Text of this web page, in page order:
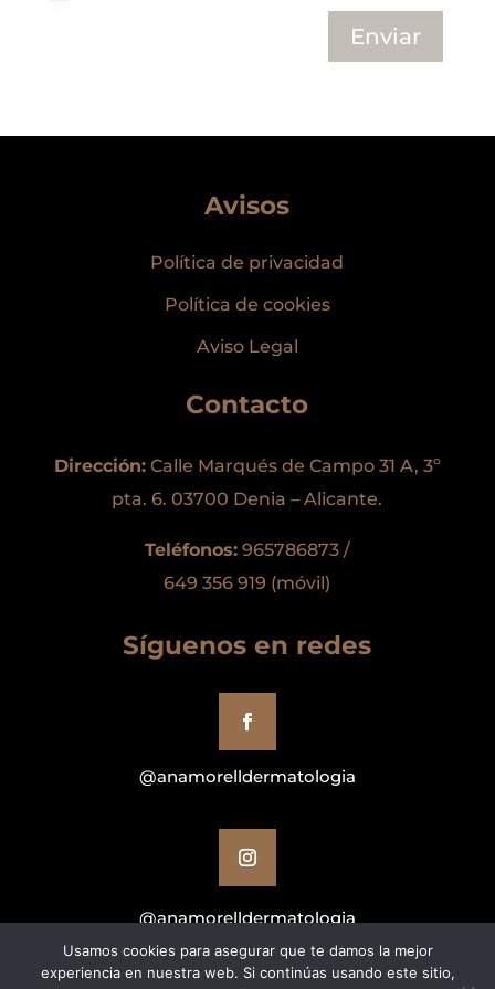
Enviar
Avisos
Política de privacidad
Política de cookies
Aviso Legal
Contacto
Dirección:Calle Marqués de Campo 31 A, 3º
pta. 6. 03700 Denia – Alicante.
Teléfonos:965786873 /
649 356 919 (móvil)
Síguenos en redes
@anamorelldermatologia
@anamorelldermatologia
Usamos cookies para asegurar que te damos la mejor
experiencia en nuestra web. Si continúas usando este sitio,